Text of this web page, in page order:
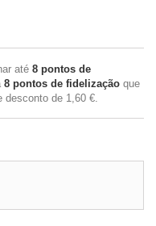
até 8 pontos de
8 pontos de fidelização que
desconto de 1,60 €.